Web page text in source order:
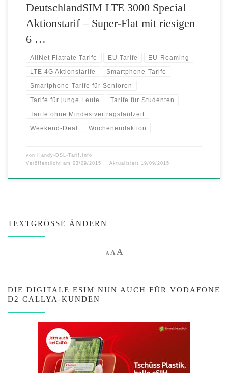
DeutschlandSIM LTE 3000 Special
Aktionstarif – Super-Flat mit riesigen
6 …
AllNet Flatrate Tarife EU Tarife EU-Roaming
LTE 4G Aktionstarife Smartphone-Tarife
Smartphone-Tarife für Senioren
Tarife für junge Leute Tarife für Studenten
Tarife ohne Mindestvertragslaufzeit
Weekend-Deal Wochenendaktion
von Handy-DSL-Tarif.Info
Veröffentlicht am 03/09/2015 Aktualisiert 19/09/2015
TEXTGRÖSSE ÄNDERN
A Decrease font size.
AReset font size.
AIncrease font size.
DIE DIGITALE ESIM NUN AUCH FÜR VODAFONE
D2 CALLYA-KUNDEN